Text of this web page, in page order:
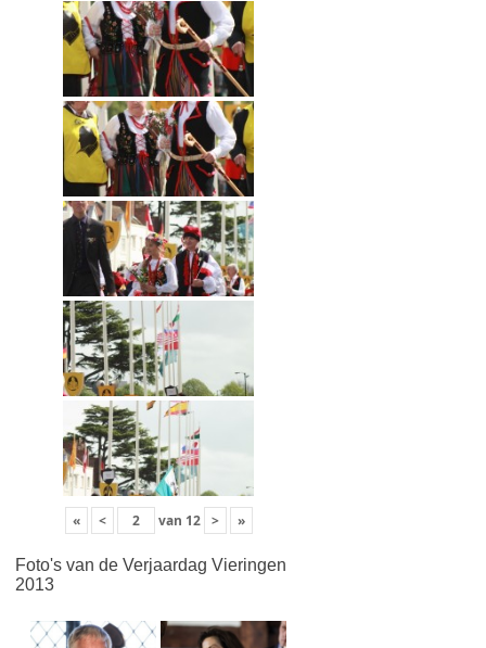
« < van 12 > »
Foto's van de Verjaardag Vieringen
2013